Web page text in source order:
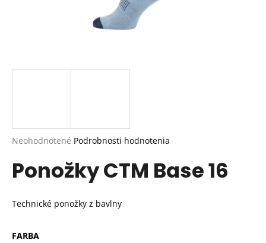
Priemerné
produktu
je
5
Neohodnotené Podrobnosti hodnotenia
Ponožky CTM Base 16
Technické ponožky z bavlny
FARBA